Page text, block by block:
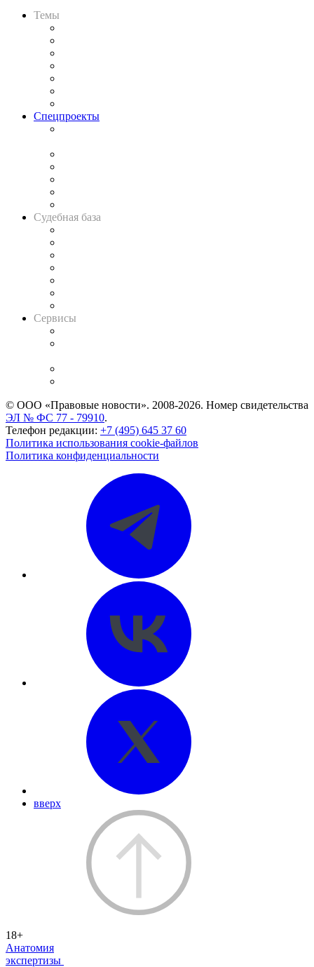
Темы
Спецпроекты
Судебная база
Сервисы
© ООО «Правовые новости». 2008-2026. Номер свидетельства
ЭЛ № ФС 77 - 79910.
Телефон редакции: +7 (495) 645 37 60
Политика использования cookie-файлов
Политика конфиденциальности
вверх
18+
Анатомия
экспертизы